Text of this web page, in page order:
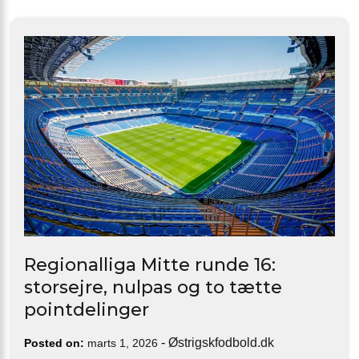
Regionalliga Mitte runde 16:
storsejre, nulpas og to tætte
pointdelinger
Posted on: marts 1, 2026 - Østrigskfodbold.dk